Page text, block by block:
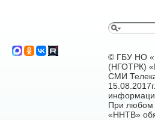
© ГБУ НО
(НГОТРК)
СМИ
При любом
«ННТВ»